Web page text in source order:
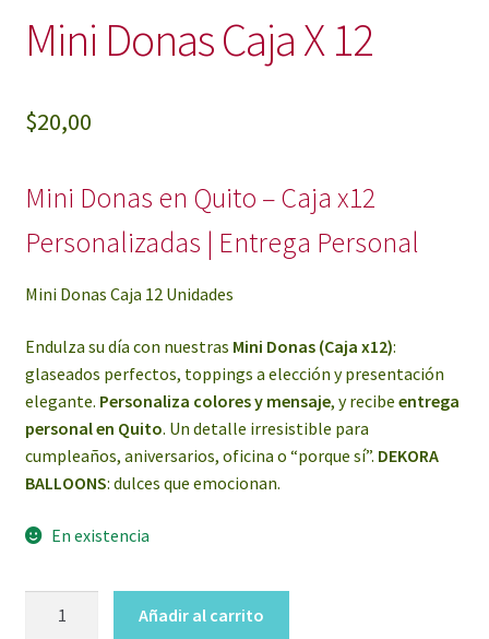
Mini Donas Caja X 12
$20,00
Mini Donas en Quito – Caja x12
Personalizadas | Entrega Personal
Mini Donas Caja 12 Unidades
Endulza su día con nuestras Mini Donas (Caja x12):
glaseados perfectos, toppings a elección y presentación
elegante. Personaliza colores y mensaje, y recibe entrega
personal en Quito. Un detalle irresistible para
cumpleaños, aniversarios, oficina o “porque sí”. DEKORA
BALLOONS: dulces que emocionan.
En existencia
Añadir al carrito